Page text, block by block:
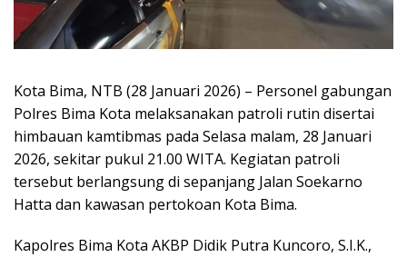
Kota Bima, NTB (28 Januari 2026) – Personel gabungan
Polres Bima Kota melaksanakan patroli rutin disertai
himbauan kamtibmas pada Selasa malam, 28 Januari
2026, sekitar pukul 21.00 WITA. Kegiatan patroli
tersebut berlangsung di sepanjang Jalan Soekarno
Hatta dan kawasan pertokoan Kota Bima.
Kapolres Bima Kota AKBP Didik Putra Kuncoro, S.I.K.,